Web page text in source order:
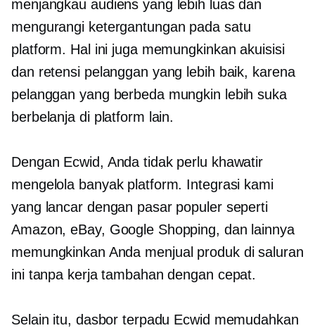
menjangkau audiens yang lebih luas dan
mengurangi ketergantungan pada satu
platform. Hal ini juga memungkinkan akuisisi
dan retensi pelanggan yang lebih baik, karena
pelanggan yang berbeda mungkin lebih suka
berbelanja di platform lain.
Dengan Ecwid, Anda tidak perlu khawatir
mengelola banyak platform. Integrasi kami
yang lancar dengan pasar populer seperti
Amazon, eBay, Google Shopping, dan lainnya
memungkinkan Anda menjual produk di saluran
ini tanpa kerja tambahan dengan cepat.
Selain itu, dasbor terpadu Ecwid memudahkan